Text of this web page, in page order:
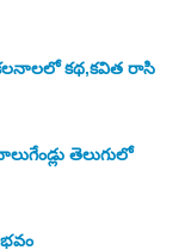
కథ,కవిత రాసి
తెలుగులో